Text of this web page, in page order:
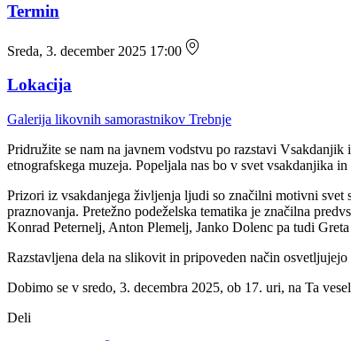
Termin
Sreda, 3. december 2025 17:00
Lokacija
Galerija likovnih samorastnikov Trebnje
Pridružite se nam na javnem vodstvu po razstavi
etnografskega muzeja. Popeljala nas bo v svet vsakdanjika
Prizori iz vsakdanjega življenja ljudi so značilni motivni svet
praznovanja. Pretežno podeželska tematika je značilna
Konrad Peternelj, Anton Plemelj, Janko Dolenc pa tudi
Razstavljena dela na slikovit in pripoveden način
Dobimo se v sredo, 3. decembra 2025, ob 17. uri, na Ta
Deli